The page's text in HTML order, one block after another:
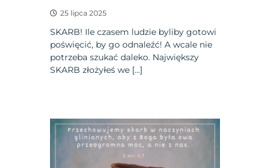
25 lipca 2025
SKARB! Ile czasem ludzie byliby gotowi
poświęcić, by go odnaleźć! A wcale nie
potrzeba szukać daleko. Największy
SKARB złożyłeś we […]